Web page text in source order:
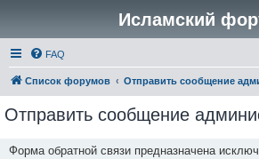
Исламский
FAQ
Список форумов Отправить сообщение
Отправить сообщение
Форма обратной связи предназначена